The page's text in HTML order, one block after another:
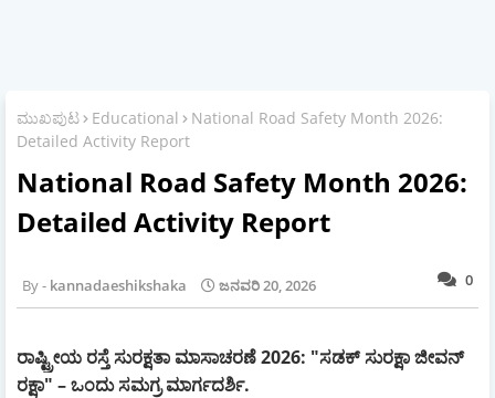
ಮುಖಪುಟ Educational
National Road Safety Month 2026:
Detailed Activity Report
National Road Safety Month 2026:
Detailed Activity Report
0
kannadaeshikshaka ಜನವರಿ 20, 2026
ರಾಷ್ಟ್ರೀಯ ರಸ್ತೆ ಸುರಕ್ಷತಾ ಮಾಸಾಚರಣೆ 2026: "ಸಡಕ್ ಸುರಕ್ಷಾ ಜೀವನ್
ರಕ್ಷಾ" – ಒಂದು ಸಮಗ್ರ ಮಾರ್ಗದರ್ಶಿ.